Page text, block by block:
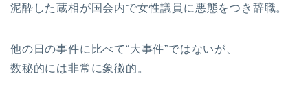
泥酔した蔵相が国会内で女性議員に悪態をつき辞職。
他の日の事件に比べて“大事件”ではないが、
数秘的には非常に象徴的。